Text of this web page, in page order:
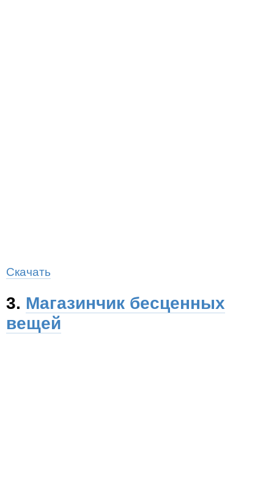
Скачать
3. Магазинчик бесценных
вещей